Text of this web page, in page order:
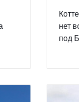
нет
под